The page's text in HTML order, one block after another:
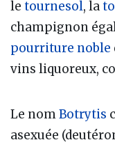
le tournesol, la
champignon
pourriture noble
vins liquoreux,
Le nomBotrytis
asexuée